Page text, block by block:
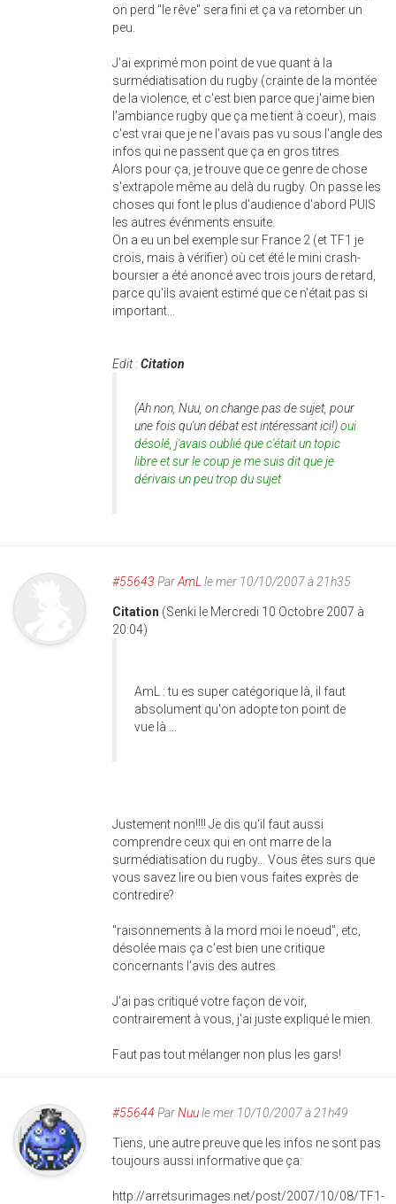
on perd "le rêve" sera fini et ça va retomber un
peu.
J'ai exprimé mon point de vue quant à la
surmédiatisation du rugby (crainte de la montée
de la violence, et c'est bien parce que j'aime bien
l'ambiance rugby que ça me tient à coeur), mais
c'est vrai que je ne l'avais pas vu sous l'angle des
infos qui ne passent que ça en gros titres.
Alors pour ça, je trouve que ce genre de chose
s'extrapole même au delà du rugby. On passe les
choses qui font le plus d'audience d'abord PUIS
les autres événments ensuite.
On a eu un bel exemple sur France 2 (et TF1 je
crois, mais à vérifier) où cet été le mini crash-
boursier a été anoncé avec trois jours de retard,
parce qu'ils avaient estimé que ce n'était pas si
important...
Edit :Citation
(Ah non, Nuu, on change pas de sujet, pour
une fois qu'un débat est intéressant ici!)oui
désolé, j'avais oublié que c'était un topic
libre et sur le coup je me suis dit que je
dérivais un peu trop du sujet
#55643 ParAmL le mer 10/10/2007 à 21h35
Citation (Senki le Mercredi 10 Octobre 2007 à
20:04)
AmL : tu es super catégorique là, il faut
absolument qu'on adopte ton point de
vue là ...
Justement non!!!! Je dis qu'il faut aussi
comprendre ceux qui en ont marre de la
surmédiatisation du rugby... Vous êtes surs que
vous savez lire ou bien vous faites exprès de
contredire?
"raisonnements à la mord moi le noeud", etc,
désolée mais ça c'est bien une critique
concernants l'avis des autres.
J'ai pas critiqué votre façon de voir,
contrairement à vous, j'ai juste expliqué le mien.
Faut pas tout mélanger non plus les gars!
#55644 ParNuule mer 10/10/2007 à 21h49
Tiens, une autre preuve que les infos ne sont pas
toujours aussi informative que ça:
http://arretsurimages.net/post/2007/10/08/TF1-